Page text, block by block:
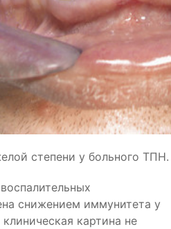
степени у больного ТПН.
снижением иммунитета у
картина не